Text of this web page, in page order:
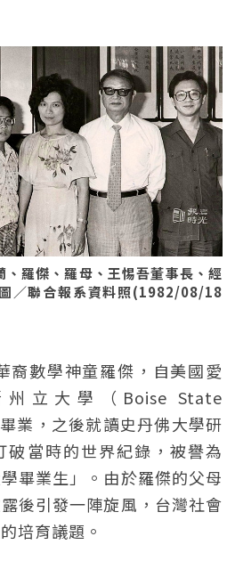
羅傑、羅母、王惕吾董事長、經
／聯合報系資料照(1982/08/18
裔數學神童羅傑，自美國愛
立大學（Boise State
業，之後就讀史丹佛大學研
破當時的世界紀錄，被譽為
畢業生」。由於羅傑的父母
後引發一陣旋風，台灣社會
培育議題。